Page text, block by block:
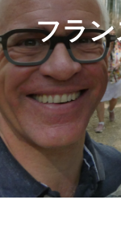
フラ